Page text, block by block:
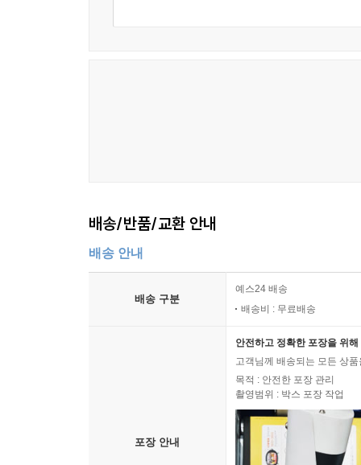
배송/반품/교환 안내
배송 안내
배송 구분
예스24 배송
배송비 : 무료배송
포장 안내
안전하고 정확한 포장을 위
고객님께 배송되는 모든 상
목적 : 안전한 포장 관리
촬영범위 : 박스 포장 작업